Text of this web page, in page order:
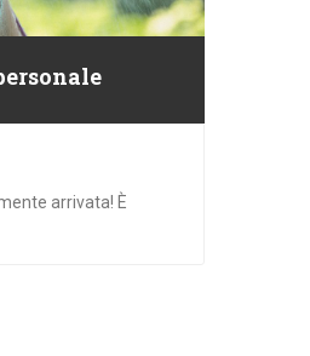
arrivata! È